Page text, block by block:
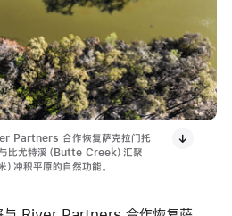
Partners 合作恢复萨克拉门托
比尤特溪（Butte Creek）汇聚
冲积平原的自然功能。